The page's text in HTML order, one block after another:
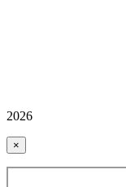
2026
×